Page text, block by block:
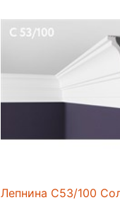
Лепнина C53/100